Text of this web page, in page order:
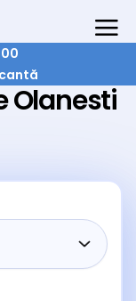
Olanesti